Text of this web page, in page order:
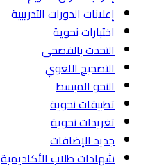
إعلانات الدورات التدريبية
اختبارات نحوية
التحدث بالفصحى
التصحيح اللغوي
النحو المبسط
تطبيقات نحوية
تغريدات نحوية
جديد الإضافات
شهادات طلاب الأكاديمية